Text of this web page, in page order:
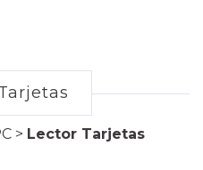
> Lector Tarjetas